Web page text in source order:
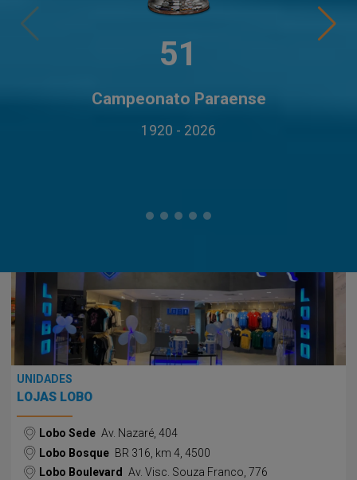
51
Campeonato Paraense
1920 - 2026
UNIDADES
LOJAS LOBO
Lobo Sede Av. Nazaré, 404
Lobo Bosque BR 316, km 4, 4500
Lobo Boulevard
Av. Visc. Souza Franco, 776